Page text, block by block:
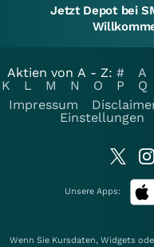
Jetzt Depot bei
Aktien von A - Z: # A
K
L M N O P Q
Impressum
Einstellungen
Unsere Apps:
Wenn Sie Kursdaten, Widgets